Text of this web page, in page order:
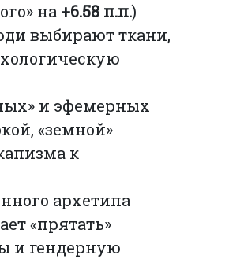
на +6.58 п.п.)
выбирают ткани,
и эфемерных
«земной»
к
архетипа
«прятать»
и гендерную